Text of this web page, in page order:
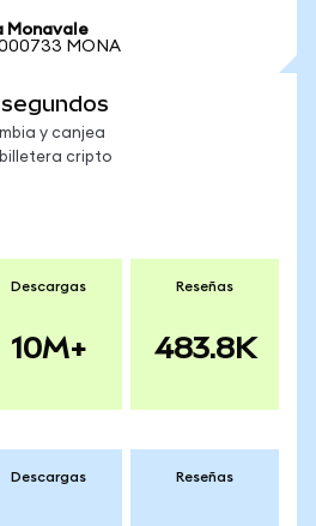
Monavale
MONA
y canjea
billetera cripto
Descargas
10M+
Reseñas
483.8K
Descargas Reseñas